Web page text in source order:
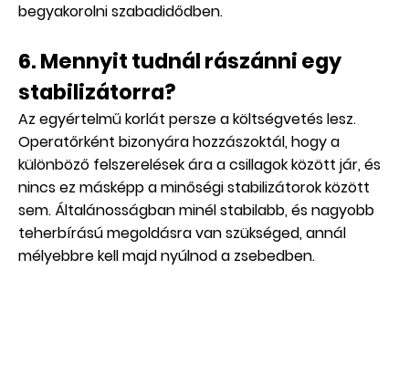
begyakorolni szabadidődben.
6. Mennyit tudnál rászánni egy
stabilizátorra?
Az egyértelmű korlát persze a költségvetés lesz.
Operatőrként bizonyára hozzászoktál, hogy a
különböző felszerelések ára a csillagok között jár, és
nincs ez másképp a minőségi stabilizátorok között
sem. Általánosságban minél stabilabb, és nagyobb
teherbírású megoldásra van szükséged, annál
mélyebbre kell majd nyúlnod a zsebedben.